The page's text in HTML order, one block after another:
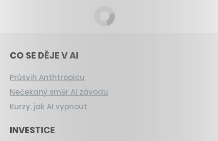
CO SE DĚJE V AI
Průšvih Anthtropicu
Nečekaný směr AI závodu
Kurzy, jak AI vypnout
INVESTICE